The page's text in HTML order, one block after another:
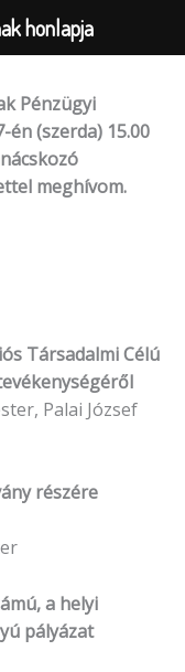
Pénzügyi
(szerda) 15.00
meghívom.
Társadalmi Célú
Palai József
részére
a helyi
pályázat
honlapja